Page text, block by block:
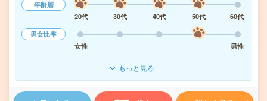
年齢層
20代
30代 40代 50代
60代
男女比率
女性
男性
もっと見る